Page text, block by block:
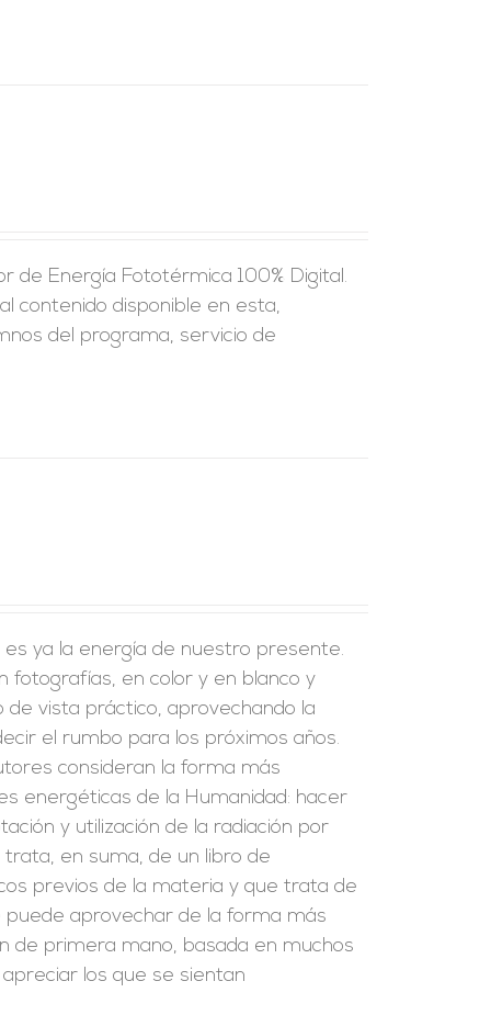
de Energía Fototérmica 100% Digital.
contenido disponible en esta,
del programa, servicio de
ya la energía de nuestro presente.
fotografías, en color y en blanco y
vista práctico, aprovechando la
el rumbo para los próximos años.
consideran la forma más
energéticas de la Humanidad: hacer
y utilización de la radiación por
trata, en suma, de un libro de
previos de la materia y que trata de
aprovechar de la forma más
de primera mano, basada en muchos
los que se sientan